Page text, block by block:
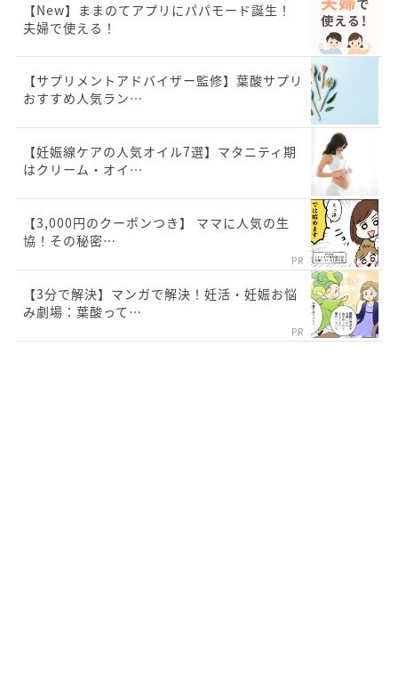
【New】ままのてアプリにパパモード誕生！
夫婦で使える！
【サプリメントアドバイザー監修】葉酸サプリ
おすすめ人気ラン…
【妊娠線ケアの人気オイル7選】マタニティ期
はクリーム・オイ…
【3,000円のクーポンつき】 ママに人気の生
協！その秘密…
PR
【3分で解決】マンガで解決！妊活・妊娠お悩
み劇場：葉酸って…
PR